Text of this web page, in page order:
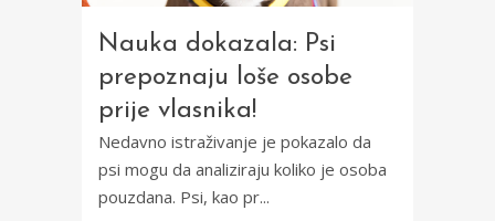
Nauka dokazala: Psi
prepoznaju loše osobe
prije vlasnika!
Nedavno istraživanje je pokazalo da
psi mogu da analiziraju koliko je osoba
pouzdana. Psi, kao pr...